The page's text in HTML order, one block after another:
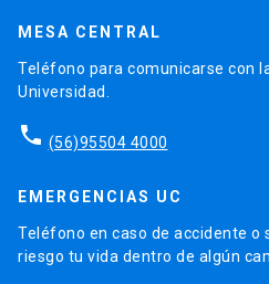
MESA CENTRAL
Teléfono para comunicarse con
Universidad.
phone (56)95504 4000
EMERGENCIAS UC
Teléfono en caso de accidente o
riesgo tu vida dentro de algún